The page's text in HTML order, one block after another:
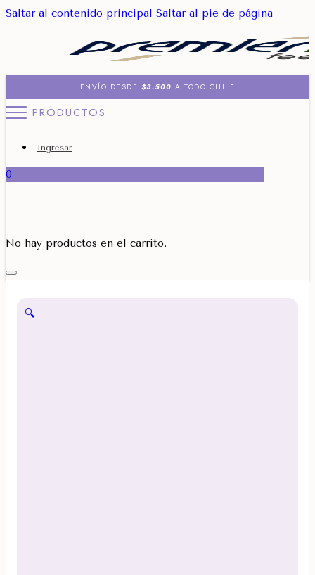
Saltar al contenido principal Saltar al pie de página
ENVÍO DESDE $3.500 A TODO CHILE
PRODUCTOS
Ingresar
0
No hay productos en el carrito.
🔍